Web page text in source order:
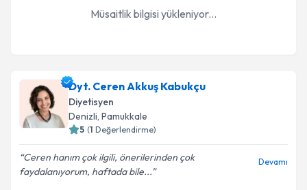
Müsaitlik bilgisi yükleniyor...
Dyt. Ceren Akkuş Kabukçu
Diyetisyen
Denizli, Pamukkale
5 (1 Değerlendirme)
Ceren hanım çok ilgili, önerilerinden çok
faydalanıyorum, haftada bile...
Devamı